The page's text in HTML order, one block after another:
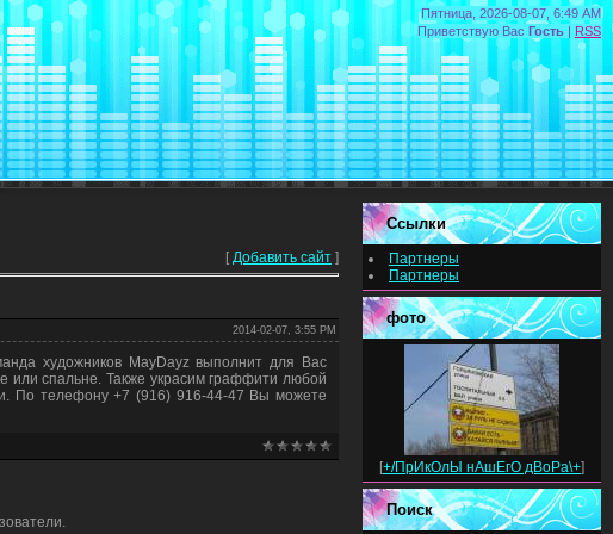
Пятница, 2026-08-07, 6:49 AM
Приветствую Вас Гость | RSS
[ Добавить сайт ]
2014-02-07, 3:55 PM
художников MayDayz выполнит для Вас
или спальне. Также украсим граффити любой
По телефону +7 (916) 916-44-47 Вы можете
Ссылки
Партнеры
Партнеры
фото
[+/ПрИкОлЫ нАшЕгО дВоРа\+]
Поиск